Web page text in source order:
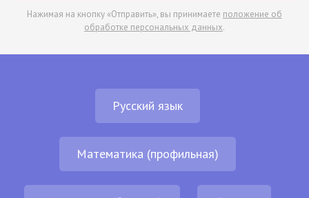
Нажимая на кнопку «Отправить», вы принимаете положение об
обработке персональных данных.
Русский язык
Математика (профильная)